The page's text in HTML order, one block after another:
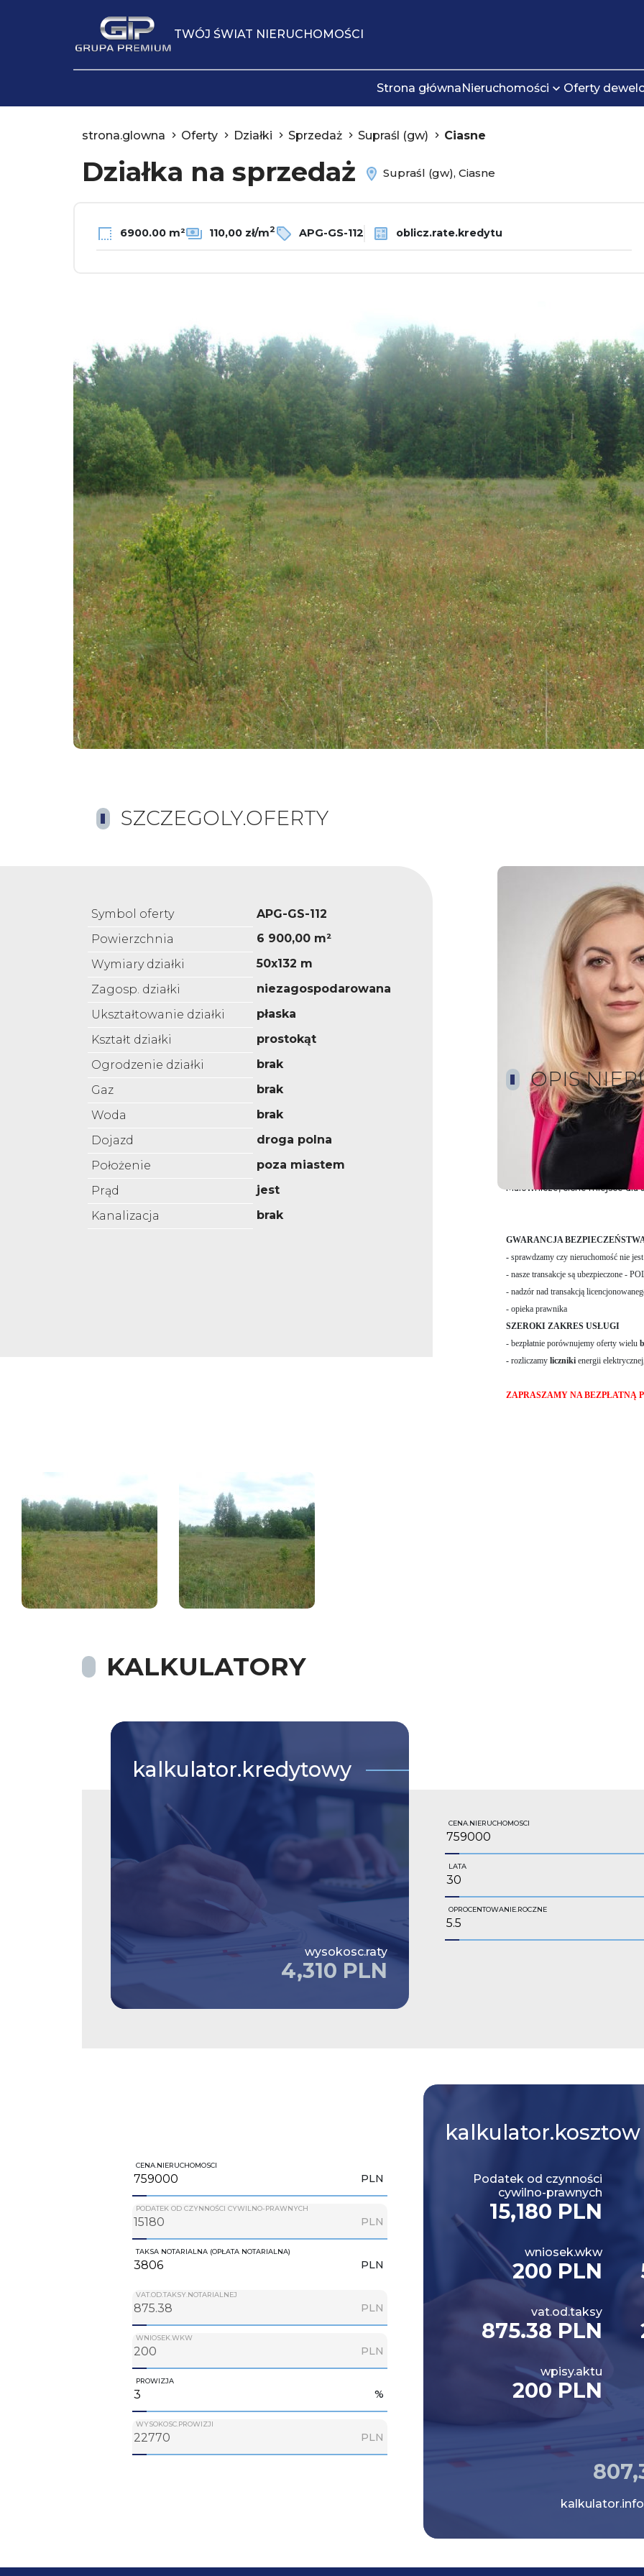
TWÓJ ŚWIAT NIERUCHOMOŚCI
Strona głównaNieruchomości Oferty
strona.glowna Oferty Działki Sprzedaż Supraśl (gw) Ciasne
Działka na sprzedaż Supraśl (gw), Ciasne
6900.00 m² 110,00 zł/m2 APG-GS-112 oblicz.rate.kredytu
SZCZEGOLY.OFERTY
Symbol oferty
APG-GS-112
Powierzchnia
6 900,00 m²
Wymiary działki
50x132 m
Zagosp. działki
niezagospodarowana
Ukształtowanie działki
płaska
Kształt działki
prostokąt
Ogrodzenie działki
brak
Gaz
brak
Woda
brak
Dojazd
droga polna
Położenie
poza miastem
Prąd
jest
Kanalizacja
brak
Działka w kształcie
sucha, jednym bokiem
Malownicze, ciche miejsce dla
GWARANCJA
- sprawdzamy czy nieruchomość nie jest
- nasze transakcje są ubezpieczone -
- nadzór nad transakcją
- opieka prawnika
SZEROKI ZAKRES USŁUGI
- bezpłatnie porównujemy oferty wielu
- rozliczamy liczniki energii
ZAPRASZAMY NA BEZPŁATNĄ
KALKULATORY
kalkulator.kredytowy
wysokosc.raty
4,310 PLN
CENA.NIERUCHOMOSCI
LATA
OPROCENTOWANIE.ROCZNE
kalkulator.kosztow
Podatek od czynności
cywilno-prawnych
15,180 PLN
wniosek.wkw
200 PLN
vat.od.taksy
875.38 PLN
wpisy.aktu
200 PLN
kalkulator.info
CENA.NIERUCHOMOSCI
PLN
PODATEK OD CZYNNOŚCI CYWILNO-PRAWNYCH
PLN
TAKSA NOTARIALNA (OPŁATA NOTARIALNA)
PLN
VAT.OD.TAKSY.NOTARIALNEJ
PLN
WNIOSEK.WKW
PLN
PROWIZJA
%
WYSOKOSC.PROWIZJI
PLN